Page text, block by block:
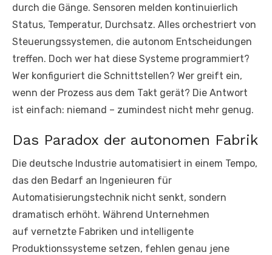
durch die Gänge. Sensoren melden kontinuierlich
Status, Temperatur, Durchsatz. Alles orchestriert von
Steuerungssystemen, die autonom Entscheidungen
treffen. Doch wer hat diese Systeme programmiert?
Wer konfiguriert die Schnittstellen? Wer greift ein,
wenn der Prozess aus dem Takt gerät? Die Antwort
ist einfach: niemand – zumindest nicht mehr genug.
Das Paradox der autonomen Fabrik
Die deutsche Industrie automatisiert in einem Tempo,
das den Bedarf an Ingenieuren für
Automatisierungstechnik nicht senkt, sondern
dramatisch erhöht. Während Unternehmen
auf vernetzte Fabriken und intelligente
Produktionssysteme setzen, fehlen genau jene